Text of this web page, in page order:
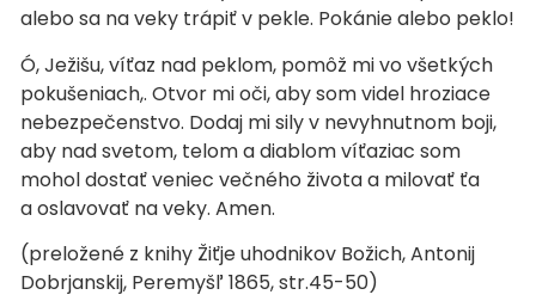
alebo sa na veky trápiť v pekle. Pokánie alebo peklo!
Ó, Ježišu, víťaz nad peklom, pomôž mi vo všetkých
pokušeniach,. Otvor mi oči, aby som videl hroziace
nebezpečenstvo. Dodaj mi sily v nevyhnutnom boji,
aby nad svetom, telom a diablom víťaziac som
mohol dostať veniec večného života a milovať ťa
a oslavovať na veky. Amen.
(preložené z knihy Žiťje uhodnikov Božich, Antonij
Dobrjanskij, Peremyšľ 1865, str.45-50)